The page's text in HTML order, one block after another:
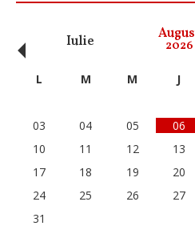
Iulie 2026
‹ L M M J
03
04 05 06
10
11 12 13
17
18 19 20
24
25 26 27
31